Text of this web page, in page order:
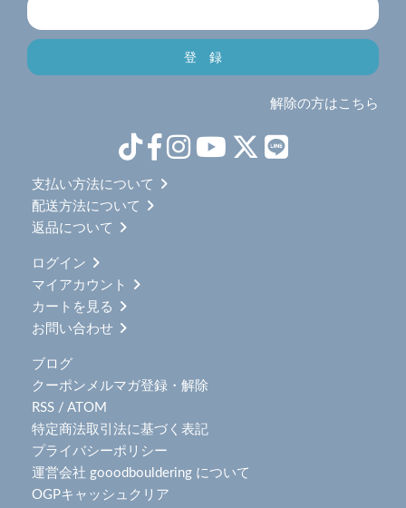
解除の方はこちら
支払い方法について
配送方法について
返品について
ログイン
マイアカウント
カートを見る
お問い合わせ
ブログ
クーポンメルマガ登録・解除
RSS / ATOM
特定商法取引法に基づく表記
プライバシーポリシー
運営会社 gooodbouldering について
OGPキャッシュクリア